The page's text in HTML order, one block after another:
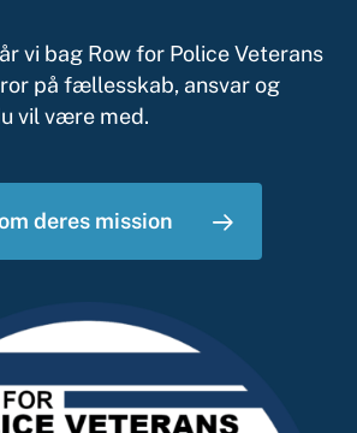
vi bag Row for Police Veterans
på fællesskab, ansvar og
vil være med.
deres mission